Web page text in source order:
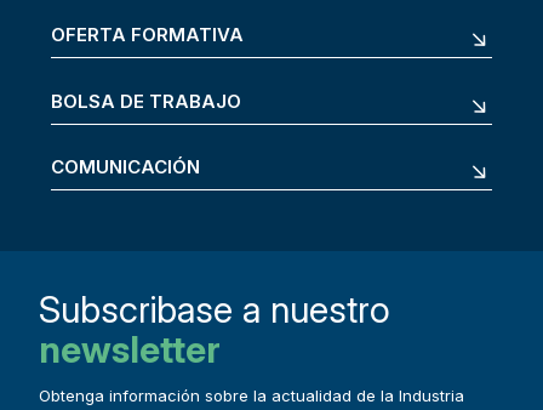
OFERTA FORMATIVA
BOLSA DE TRABAJO
COMUNICACIÓN
Subscribase a nuestro
newsletter
Obtenga información sobre la actualidad de la Industria